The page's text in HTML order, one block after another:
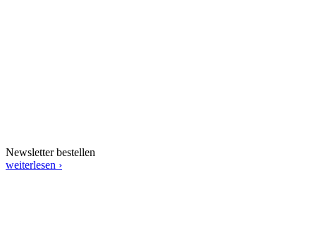
Newsletter bestellen
weiterlesen ›